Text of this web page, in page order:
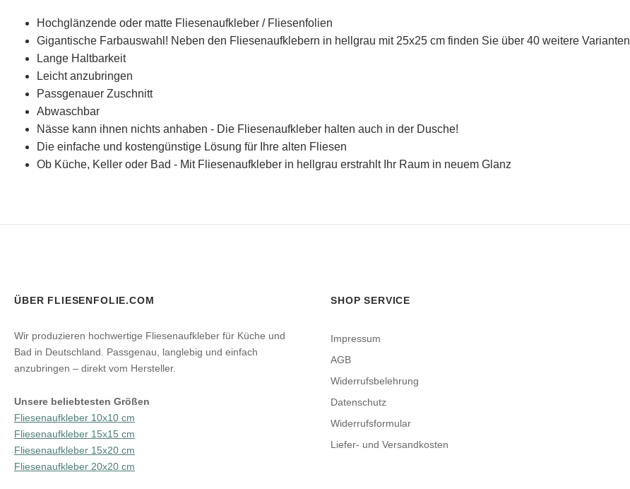
Hochglänzende oder matte Fliesenaufkleber / Fliesenfolien
Gigantische Farbauswahl! Neben den Fliesenaufklebern in hellgrau mit 25x25 cm finden Sie über 40 weitere Varianten
Lange Haltbarkeit
Leicht anzubringen
Passgenauer Zuschnitt
Abwaschbar
Nässe kann ihnen nichts anhaben - Die Fliesenaufkleber halten auch in der Dusche!
Die einfache und kostengünstige Lösung für Ihre alten Fliesen
Ob Küche, Keller oder Bad - Mit Fliesenaufkleber in hellgrau erstrahlt Ihr Raum in neuem Glanz
ÜBER FLIESENFOLIE.COM
Wir produzieren hochwertige Fliesenaufkleber für Küche und
Bad in Deutschland. Passgenau, langlebig und einfach
anzubringen – direkt vom Hersteller.
Unsere beliebtesten Größen
Fliesenaufkleber 10x10 cm
Fliesenaufkleber 15x15 cm
Fliesenaufkleber 15x20 cm
Fliesenaufkleber 20x20 cm
SHOP SERVICE
Impressum
AGB
Widerrufsbelehrung
Datenschutz
Widerrufsformular
Liefer- und Versandkosten